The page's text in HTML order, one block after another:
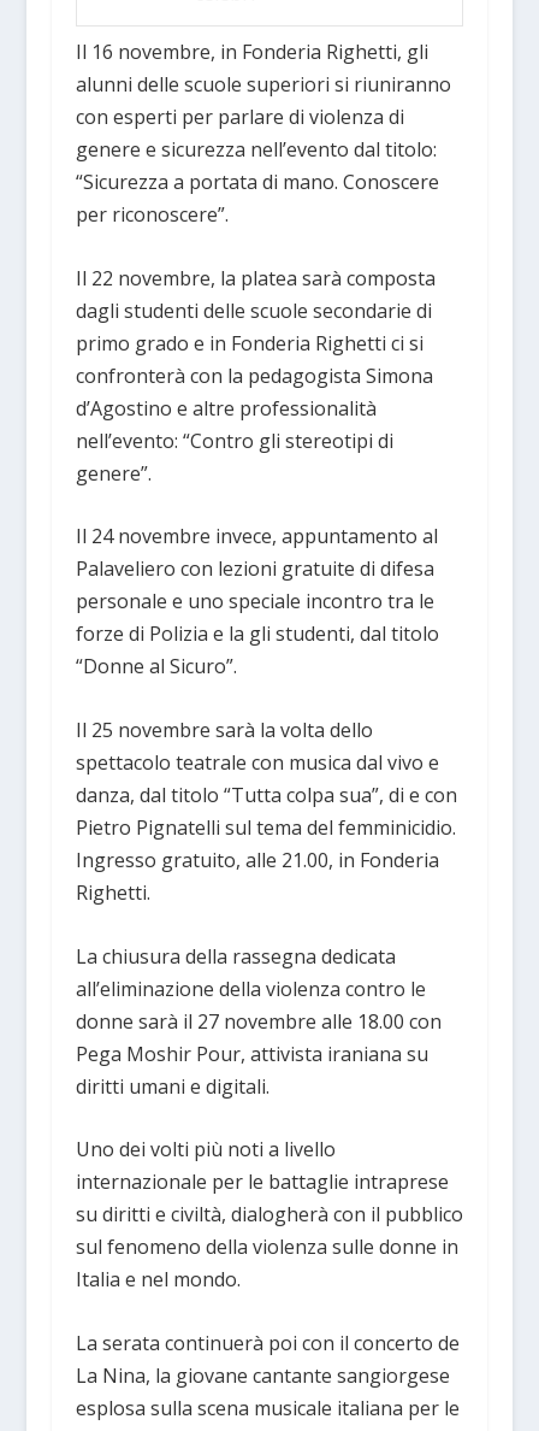
Il 16 novembre, in Fonderia Righetti, gli
alunni delle scuole superiori si riuniranno
con esperti per parlare di violenza di
genere e sicurezza nell’evento dal titolo:
“Sicurezza a portata di mano. Conoscere
per riconoscere”.
Il 22 novembre, la platea sarà composta
dagli studenti delle scuole secondarie di
primo grado e in Fonderia Righetti ci si
confronterà con la pedagogista Simona
d’Agostino e altre professionalità
nell’evento: “Contro gli stereotipi di
genere”.
Il 24 novembre invece, appuntamento al
Palaveliero con lezioni gratuite di difesa
personale e uno speciale incontro tra le
forze di Polizia e la gli studenti, dal titolo
“Donne al Sicuro”.
Il 25 novembre sarà la volta dello
spettacolo teatrale con musica dal vivo e
danza, dal titolo “Tutta colpa sua”, di e con
Pietro Pignatelli sul tema del femminicidio.
Ingresso gratuito, alle 21.00, in Fonderia
Righetti.
La chiusura della rassegna dedicata
all’eliminazione della violenza contro le
donne sarà il 27 novembre alle 18.00 con
Pega Moshir Pour, attivista iraniana su
diritti umani e digitali.
Uno dei volti più noti a livello
internazionale per le battaglie intraprese
su diritti e civiltà, dialogherà con il pubblico
sul fenomeno della violenza sulle donne in
Italia e nel mondo.
La serata continuerà poi con il concerto de
La Nina, la giovane cantante sangiorgese
esplosa sulla scena musicale italiana per le